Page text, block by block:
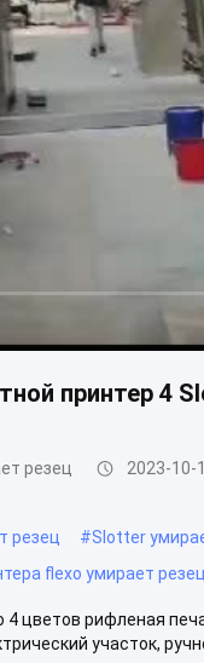
принтер 4
резец 2023-10-
резец #Slotter
flexo умирает резец
4 цветов рифленая
участок,